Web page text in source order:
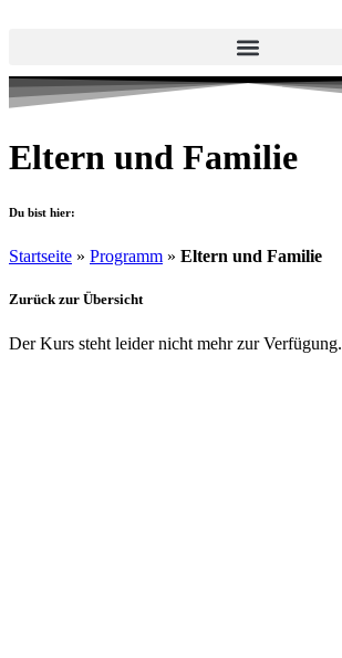
Eltern und Familie
Du bist hier:
Startseite » Programm » Eltern und Familie
Zurück zur Übersicht
Der Kurs steht leider nicht mehr zur Verfügung.